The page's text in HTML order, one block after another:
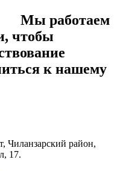
Мы работаем
чтобы
к нашему
Чиланзарский район,
17.